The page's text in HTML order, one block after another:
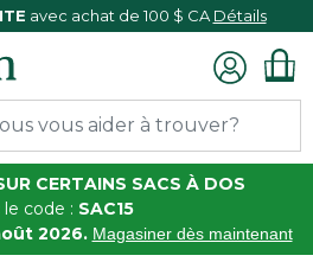
avec achat de 100 $ CA Détails
CERTAINS SACS À DOS
le code : SAC15
2026. Magasiner dès maintenant